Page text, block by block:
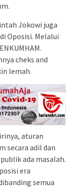
Jokowi juga
Oposisi. Melalui
cheks and
lemah.
aturan
secara adil dan
ada masalah.
era
semua